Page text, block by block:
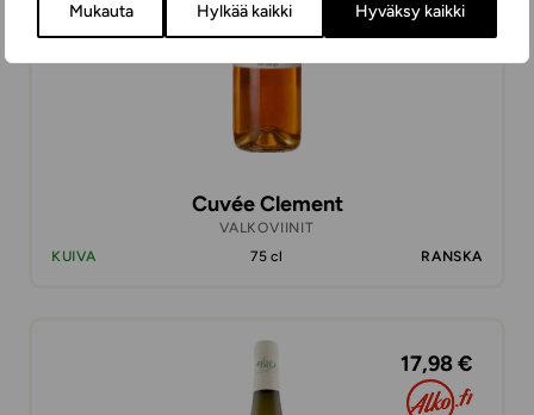
Mukauta Hylkää kaikki Hyväksy kaikki
Cuvée Clement
VALKOVIINIT
KUIVA
75 cl RANSKA
17,98 €